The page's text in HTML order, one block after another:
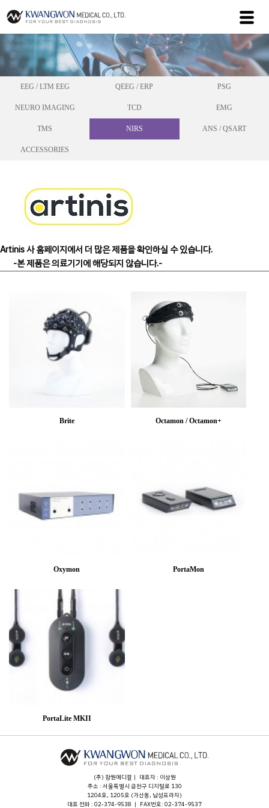
EEG / LTM EEG QEEG / ERP PSG
NEURO IMAGING TCD EMG
TMS NIRS ANS / QSART
ACCESSORIES
Artinis 사 홈페이지에서 더 많은 제품을 확인하실 수 있습니다.
-본 제품은 의료기기에 해당되지 않습니다.-
Brite Octamon / Octamon+
Oxymon PortaMon
PortaLite MKII
(주) 광원메디칼｜ 대표자 : 이상원
주소 : 서울특별시 금천구 디지털로 130
1204호, 1205호 (가산동, 남성프라자)
대표 전화 : 02-374-9538 ｜ FAX번호: 02-374-9537